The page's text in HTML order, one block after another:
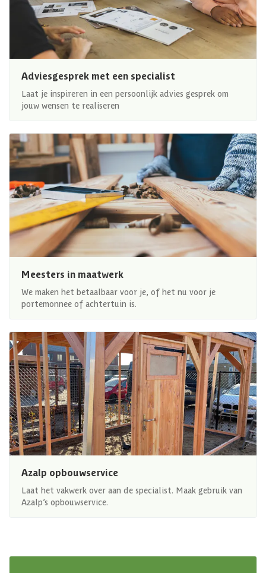
Adviesgesprek met een specialist
Laat je inspireren in een persoonlijk advies gesprek om
jouw wensen te realiseren
Meesters in maatwerk
We maken het betaalbaar voor je, of het nu voor je
portemonnee of achtertuin is.
Azalp opbouwservice
Laat het vakwerk over aan de specialist. Maak gebruik van
Azalp’s opbouwservice.